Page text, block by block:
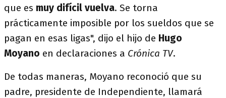
que es muy difícil vuelva. Se torna
prácticamente imposible por los sueldos que se
pagan en esas ligas", dijo el hijo de Hugo
Moyano en declaraciones a Crónica TV.
De todas maneras, Moyano reconoció que su
padre, presidente de Independiente, llamará